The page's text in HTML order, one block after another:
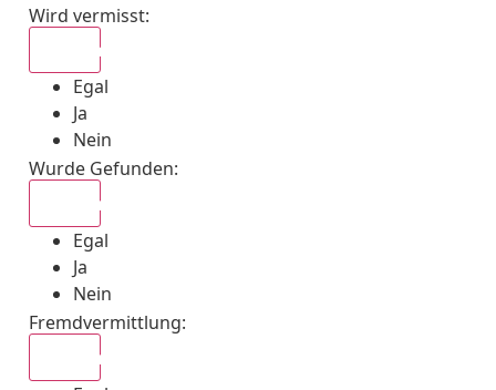
Wird vermisst:
Egal
Ja
Nein
Wurde Gefunden:
Egal
Ja
Nein
Fremdvermittlung: